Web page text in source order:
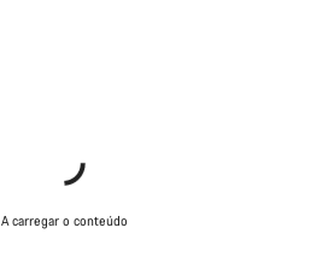
A carregar o conteúdo